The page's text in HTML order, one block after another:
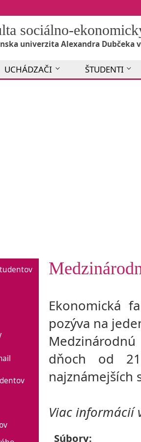
sociálno-
univerzita Alexandra Dubčeka
UCHÁDZAČI ŠTUDENTI
Ekonomická
pozýva na
dňoch od
najznámejších
Viac informácií
Súbory: